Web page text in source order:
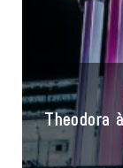
Theodora